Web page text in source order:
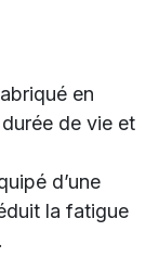
en
de vie et
d’une
la fatigue